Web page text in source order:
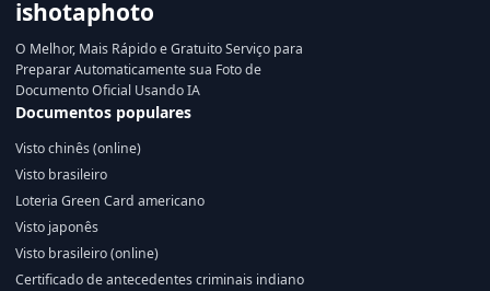
ishotaphoto
O Melhor, Mais Rápido e Gratuito Serviço para
Preparar Automaticamente sua Foto de
Documento Oficial Usando IA
Documentos populares
Visto chinês (online)
Visto brasileiro
Loteria Green Card americano
Visto japonês
Visto brasileiro (online)
Certificado de antecedentes criminais indiano